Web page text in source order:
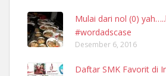
Mulai dari nol (0)
#wordadscase
Desember 6, 2016
Daftar SMK Favorit di